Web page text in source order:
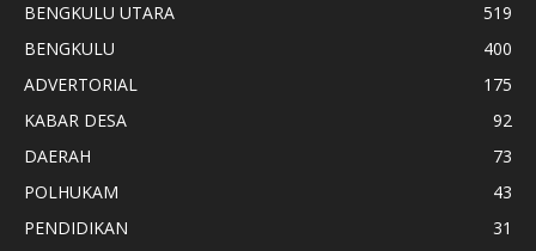
BENGKULU UTARA
519
BENGKULU
400
ADVERTORIAL
175
KABAR DESA
92
DAERAH
73
POLHUKAM
43
PENDIDIKAN
31